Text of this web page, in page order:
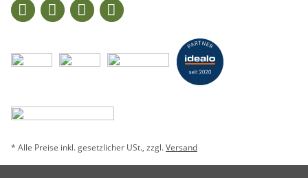
* Alle Preise inkl. gesetzlicher USt., zzgl.Versand